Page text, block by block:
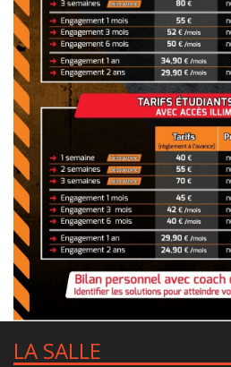
LA SALLE